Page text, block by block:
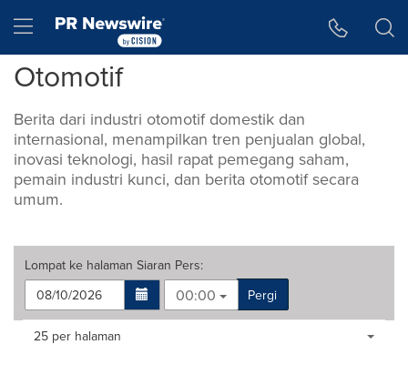
Hamburger menu
Otomotif
Berita dari industri otomotif domestik dan
internasional, menampilkan tren penjualan global,
inovasi teknologi, hasil rapat pemegang saham,
pemain industri kunci, dan berita otomotif secara
umum.
Lompat ke halaman Siaran Pers:
00:00
Pergi
Making
Items per page:
25 per halaman